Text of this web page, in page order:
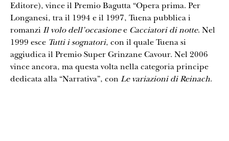
Editore), vince il Premio Bagutta “Opera prima. Per
Longanesi, tra il 1994 e il 1997, Tuena pubblica i
romanzi Il volo dell’occasionee Cacciatori di notte. Nel
1999 esce Tutti i sognatori, con il quale Tuena si
aggiudica il Premio Super Grinzane Cavour. Nel 2006
vince ancora, ma questa volta nella categoria principe
dedicata alla “Narrativa”, con Le variazioni di Reinach.